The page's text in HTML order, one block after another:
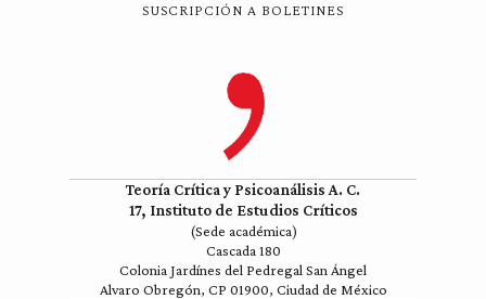
SUSCRIPCIÓN A BOLETINES
Teoría Crítica y Psicoanálisis A. C.
17, Instituto de Estudios Críticos
(Sede académica)
Cascada 180
Colonia Jardínes del Pedregal San Ángel
Alvaro Obregón, CP 01900, Ciudad de México